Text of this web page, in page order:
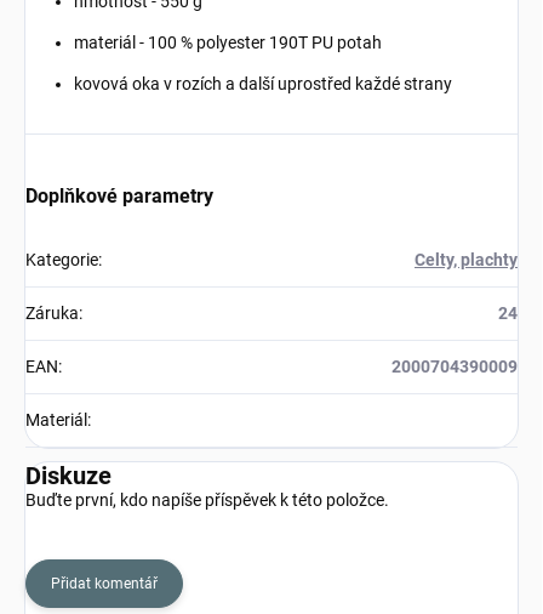
materiál - 100 % polyester 190T PU potah
kovová oka v rozích a další uprostřed každé strany
Doplňkové parametry
Kategorie: Celty, plachty
Záruka: 24
EAN: 2000704390009
Materiál :
Diskuze
Buďte první, kdo napíše příspěvek k této položce.
Přidat komentář